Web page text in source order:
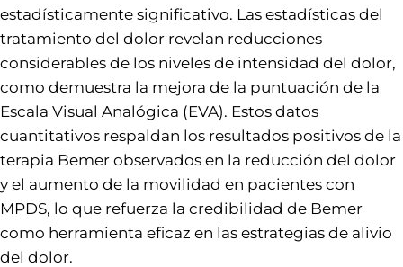
estadísticamente significativo. Las estadísticas del
tratamiento del dolor revelan reducciones
considerables de los niveles de intensidad del dolor,
como demuestra la mejora de la puntuación de la
Escala Visual Analógica (EVA). Estos datos
cuantitativos respaldan los resultados positivos de la
terapia Bemer observados en la reducción del dolor
y el aumento de la movilidad en pacientes con
MPDS, lo que refuerza la credibilidad de Bemer
como herramienta eficaz en las estrategias de alivio
del dolor.